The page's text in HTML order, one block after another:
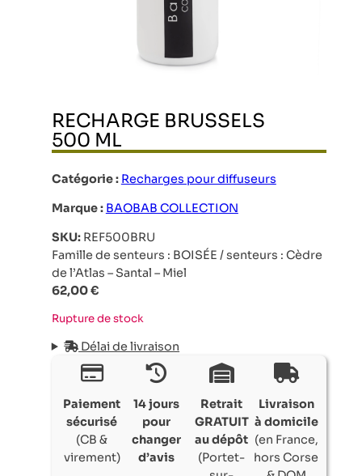
RECHARGE BRUSSELS
500 ML
Catégorie : Recharges pour diffuseurs
Marque : BAOBAB COLLECTION
SKU: REF500BRU
Famille de senteurs : BOISÉE / senteurs : Cèdre
de l’Atlas – Santal – Miel
62,00€
Rupture de stock
Délai de livraison
Paiement
sécurisé
(CB &
virement)
14 jours
pour
changer
d’avis
Retrait
GRATUIT
au dépôt
(Portet-
Livraison
à domicile
(en France,
hors Corse